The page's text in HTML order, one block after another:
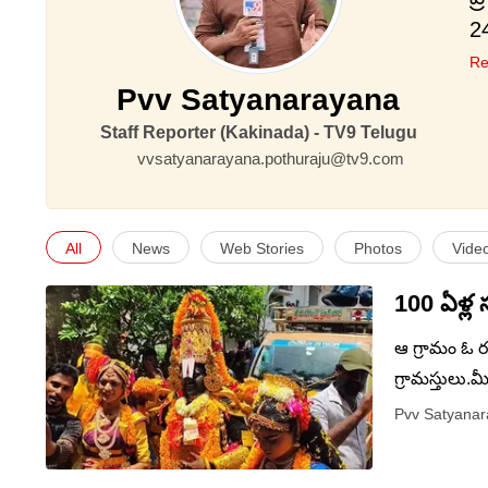
Pvv Satyanarayana
Staff Reporter (Kakinada) - TV9 Telugu
vvsatyanarayana.pothuraju@tv9.com
All News Web Stories Photos
100
ఆ గ్రామం ఓ
కొట్టడం
Pvv